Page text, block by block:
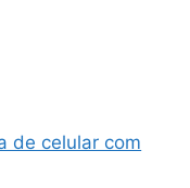
de celular com